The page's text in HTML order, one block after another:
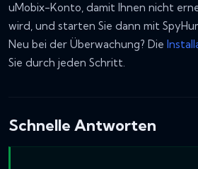
uMobix-Konto, damit Ihnen nicht
wird, und starten Sie dann mit
Neu bei der Überwachung? Die
Sie durch jeden Schritt.
Schnelle Antworten